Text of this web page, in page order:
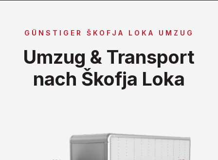
GÜNSTIGER ŠKOFJA LOKA UMZUG
Umzug & Transport
nach Škofja Loka